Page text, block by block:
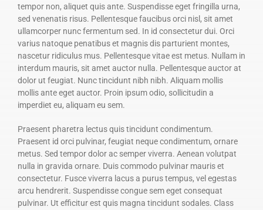
tempor non, aliquet quis ante. Suspendisse eget fringilla urna,
sed venenatis risus. Pellentesque faucibus orci nisl, sit amet
ullamcorper nunc fermentum sed. In id consectetur dui. Orci
varius natoque penatibus et magnis dis parturient montes,
nascetur ridiculus mus. Pellentesque vitae est metus. Nullam in
interdum mauris, sit amet auctor nulla. Pellentesque auctor at
dolor ut feugiat. Nunc tincidunt nibh nibh. Aliquam mollis
mollis ante eget auctor. Proin ipsum odio, sollicitudin a
imperdiet eu, aliquam eu sem.
Praesent pharetra lectus quis tincidunt condimentum.
Praesent id orci pulvinar, feugiat neque condimentum, ornare
metus. Sed tempor dolor ac semper viverra. Aenean volutpat
nulla in gravida ornare. Duis commodo pulvinar mauris et
consectetur. Fusce viverra lacus a purus tempus, vel egestas
arcu hendrerit. Suspendisse congue sem eget consequat
pulvinar. Ut efficitur est quis magna tincidunt sodales. Class